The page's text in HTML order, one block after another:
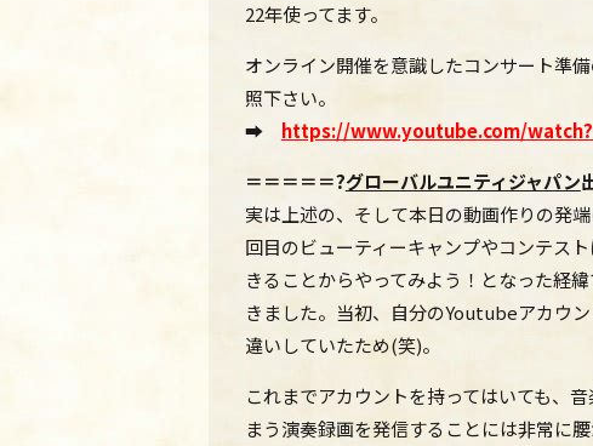
22年使ってます。
オンライン開催を意識したコンサート準
照下さい。
➡ https://www.youtube.com/
＝＝＝＝＝?グローバルユニティジャパン
実は上述の、そして本日の動画作りの発
回目のビューティーキャンプやコンテス
きることからやってみよう！となった経
きました。当初、自分のYoutubeアカウ
違いしていたため(笑)。
これまでアカウントを持ってはいても、
まう演奏録画を発信することには非常に腰